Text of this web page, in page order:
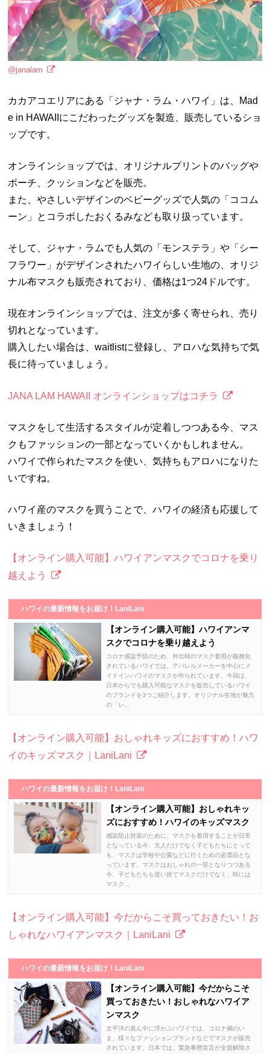
@janalam
カカアコエリアにある「ジャナ・ラム・ハワイ」は、Mad
e in HAWAIIにこだわったグッズを製造、販売しているショ
ップです。
オンラインショップでは、オリジナルプリントのバッグや
ポーチ、クッションなどを販売。
また、やさしいデザインのベビーグッズで人気の「ココム
ーン」とコラボしたおくるみなども取り扱っています。
そして、ジャナ・ラムでも人気の「モンステラ」や「シー
フラワー」がデザインされたハワイらしい生地の、オリジ
ナル布マスクも販売されており、価格は1つ24ドルです。
現在オンラインショップでは、注文が多く寄せられ、売り
切れとなっています。
購入したい場合は、waitlistに登録し、アロハな気持ちで気
長に待っていましょう。
JANA LAM HAWAII オンラインショップはコチラ
マスクをして生活するスタイルが定着しつつある今、マス
クもファッションの一部となっていくかもしれません。
ハワイで作られたマスクを使い、気持ちもアロハになりた
いですね。
ハワイ産のマスクを買うことで、ハワイの経済も応援して
いきましょう！
【オンライン購入可能】ハワイアンマスクでコロナを乗り
越えよう
ハワイの最新情報をお届け！LaniLani
【オンライン購入可能】ハワイアンマ
スクでコロナを乗り越えよう
コロナ感染予防のため、外出時のマスク着用が義務化
されているハワイでは、アパレルメーカーを中心にメ
イドインハワイのマスクが作られています。今回は、
日本からでも購入可能なマスクを販売しているハワイ
のブランドを3つご紹介します。オリジナル生地が魅力
の「レ...
【オンライン購入可能】おしゃれキッズにおすすめ！ハワ
イのキッズマスク｜LaniLani
ハワイの最新情報をお届け！LaniLani
【オンライン購入可能】おしゃれキッ
ズにおすすめ！ハワイのキッズマスク
感染防止対策のために、マスクを着用することが日常
となっている今、大人だけでなく子どもたちにとって
も、マスクは学校や公園などに行くための必需品とな
っています。マスクはおしゃれの一部となりつつある
今、子どもたちも使い捨てマスクだけでなく、時には
マスク...
【オンライン購入可能】今だからこそ買っておきたい！お
しゃれなハワイアンマスク｜LaniLani
ハワイの最新情報をお届け！LaniLani
【オンライン購入可能】今だからこそ
買っておきたい！おしゃれなハワイア
ンマスク
太平洋の真ん中に浮かぶハワイでは、コロナ禍のい
ま、様々なファッションブランドなどでマスクが販売
されています。日本では、緊急事態宣言が全面解除さ